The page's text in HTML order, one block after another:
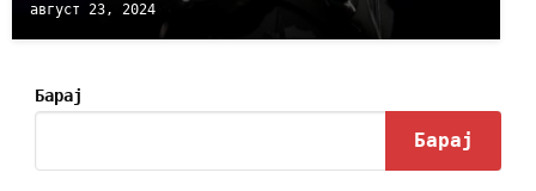
август 23, 2024
Барај
Барај